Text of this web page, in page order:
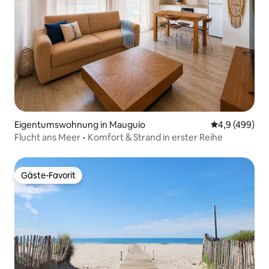
Eigentumswohnung in Mauguio
4,9 (499)
Flucht ans Meer • Komfort & Strand in erster Reihe
Gäste-Favorit
Gäste-Favorit